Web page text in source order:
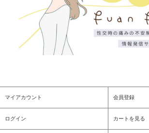
マイアカウント 会員登録
ログイン カートを見る